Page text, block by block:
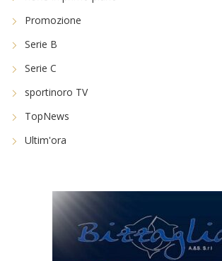
Promozione
Serie B
Serie C
sportinoro TV
TopNews
Ultim'ora